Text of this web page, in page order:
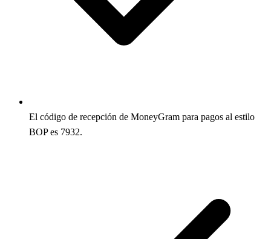
El código de recepción de MoneyGram para pagos al estilo
BOP es 7932.